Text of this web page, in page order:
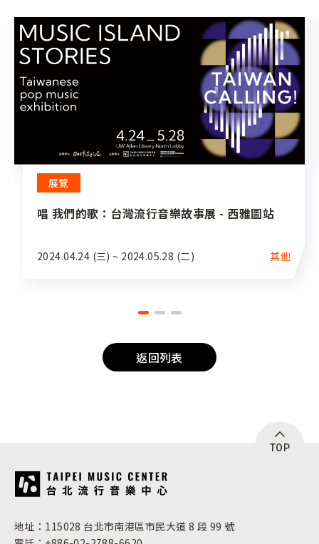
展覽
唱 我們的歌：台灣流行音樂故事展 - 西雅圖站
2024.04.24 (三) ~ 2024.05.28 (二) 其他
返回列表
TOP
:::
地址：115028 台北市南港區市民大道 8 段 99 號